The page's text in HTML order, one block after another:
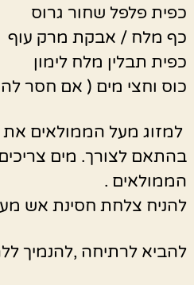
כפית פלפל שחור גרוס
כף מלח / אבקת מרק עוף
כפית תבלין מלח לימון
כוס וחצי מים ( אם חסר
למזוג מעל הממולאים את
בהתאם לצורך. מים
הממולאים .
להניח צלחת חסינת אש
להביא לרתיחה ,להנמיך